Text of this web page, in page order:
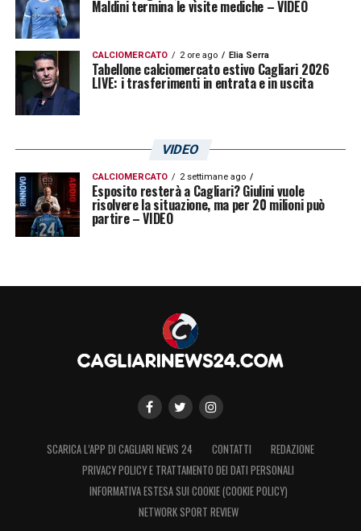
Maldini termina le visite mediche – VIDEO
CALCIOMERCATO 2 ore ago Elia Serra
Tabellone calciomercato estivo Cagliari 2026
LIVE: i trasferimenti in entrata e in uscita
VIDEO
CALCIOMERCATO 2 settimane ago
Esposito resterà a Cagliari? Giulini vuole
risolvere la situazione, ma per 20 milioni può
partire – VIDEO
SCARICA L’APP DI CAGLIARI NEWS 24 CONTATTI
REDAZIONE
PRIVACY POLICY E TRATTAMENTO DEI DATI PERSONALI
INFORMATIVA ESTESA SUI COOKIE (COOKIE POLICY)
NETWORK SPORT REVIEW